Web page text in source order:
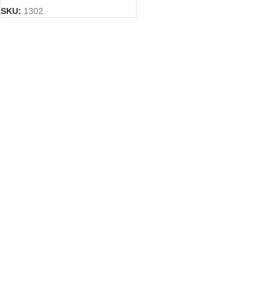
SKU: 1302